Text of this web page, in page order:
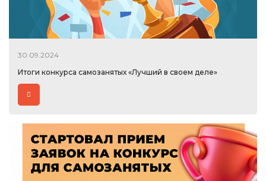
30.09.2024
Итоги конкурса самозанятых «Лучший в своем деле»